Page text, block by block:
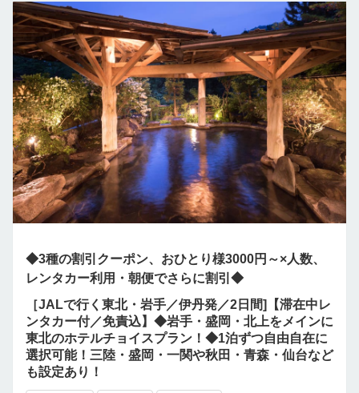
◆3種の割引クーポン、おひとり様3000円～×人数、
レンタカー利用・朝便でさらに割引◆
［JALで行く東北・岩手／伊丹発／2日間]【滞在中レ
ンタカー付／免責込】◆岩手・盛岡・北上をメインに
東北のホテルチョイスプラン！◆1泊ずつ自由自在に
選択可能！三陸・盛岡・一関や秋田・青森・仙台など
も設定あり！